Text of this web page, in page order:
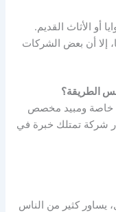
أو الأثاث القديم.
إلا أن بعض الشركات
الطريقة؟
خاصة ومبيد مخصص
شركة تمتلك خبرة في
يساور كثير من الناس